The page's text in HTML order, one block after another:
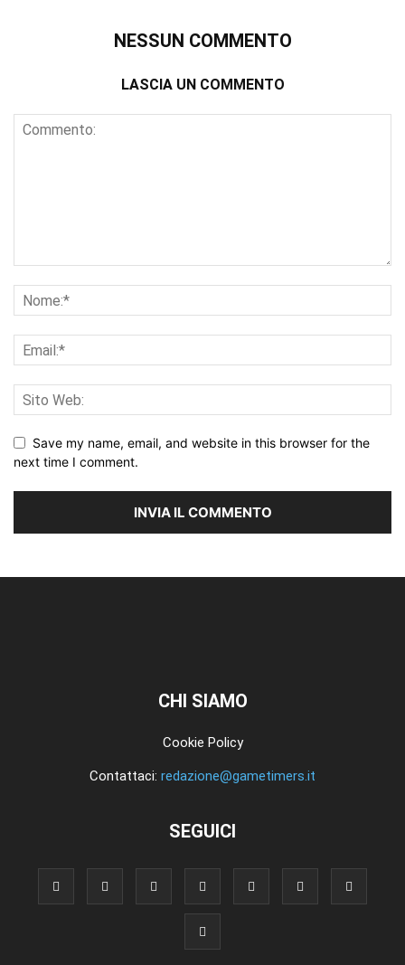
NESSUN COMMENTO
LASCIA UN COMMENTO
Save my name, email, and website in this browser for the
next time I comment.
CHI SIAMO
Cookie Policy
Contattaci: redazione@gametimers.it
SEGUICI